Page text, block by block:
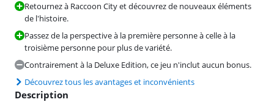
Retournez à Raccoon City et découvrez de nouveaux éléments
de l'histoire.
Passez de la perspective à la première personne à celle à la
troisième personne pour plus de variété.
Contrairement à la Deluxe Edition, ce jeu n'inclut aucun bonus.
Découvrez tous les avantages et inconvénients
Description